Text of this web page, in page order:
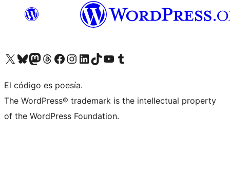
Visita nuestra cuenta de X (anteriormente Twitter)
Visita nuestra cuenta de Bluesky
Visita nuestra cuenta de Mastodon
Visita nuestra cuenta de Threads
Visita nuestra página de Facebook
Visita nuestra cuenta de Instagram
Visita nuestra cuenta de LinkedIn
Visita nuestra cuenta de TikTok
Visita nuestro canal de YouTube
Visita nuestra cuenta de Tumblr
El código es poesía.
The WordPress® trademark is the intellectual property
of the WordPress Foundation.